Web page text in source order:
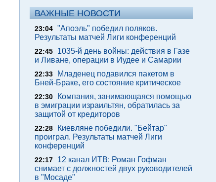
ВАЖНЫЕ НОВОСТИ
23:04 "Апоэль" победил поляков.
Результаты матчей Лиги конференций
22:45
1035-й день войны: действия в Газе
и Ливане, операции в Иудее и Самарии
22:33
Младенец подавился пакетом в
Бней-Браке, его состояние критическое
22:30
Компания, занимающаяся помощью
в эмиграции израильтян, обратилась за
защитой от кредиторов
22:28
Киевляне победили. "Бейтар"
проиграл. Результаты матчей Лиги
конференций
22:17
12 канал ИТВ: Роман Гофман
снимает с должностей двух руководителей
в "Мосаде"